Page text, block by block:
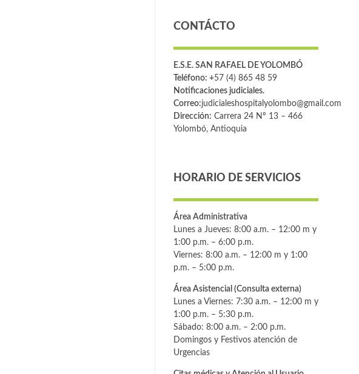
CONTÁCTO
E.S.E. SAN RAFAEL DE YOLOMBÓ
Teléfono: +57 (4) 865 48 59
Notificaciones judiciales.
Correo:judicialeshospitalyolombo@gmail.com
Dirección: Carrera 24 Nº 13 – 466
Yolombó, Antioquia
HORARIO DE SERVICIOS
Área Administrativa
Lunes a Jueves: 8:00 a.m. – 12:00 m y
1:00 p.m. – 6:00 p.m.
Viernes: 8:00 a.m. – 12:00 m y 1:00
p.m. – 5:00 p.m.
Área Asistencial (Consulta externa)
Lunes a Viernes: 7:30 a.m. – 12:00 m y
1:00 p.m. – 5:30 p.m.
Sábado: 8:00 a.m. – 2:00 p.m.
Domingos y Festivos atención de
Urgencias